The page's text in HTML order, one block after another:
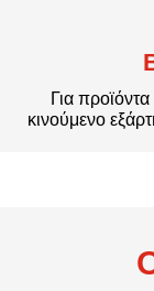
Για
κινούμενο